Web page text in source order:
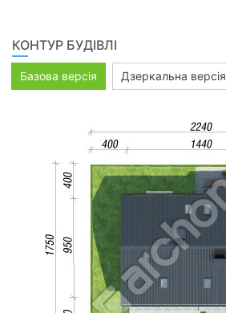
КОНТУР БУДІВЛІ
Базова версія Дзеркальна версія